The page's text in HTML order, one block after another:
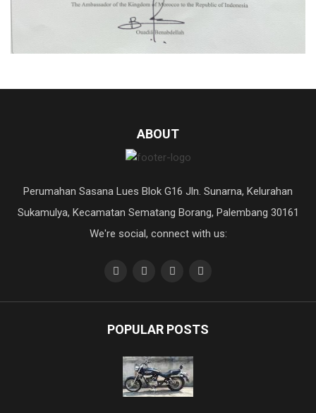
ABOUT
Perumahan Sasana Lues Blok G16 Jln. Sunarna, Kelurahan
Sukamulya, Kecamatan Sematang Borang, Palembang 30161
We're social, connect with us:
POPULAR POSTS